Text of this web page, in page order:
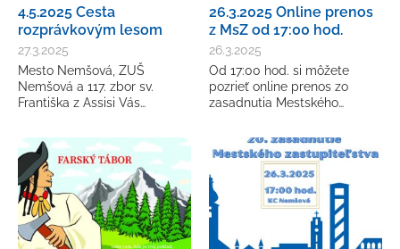
4.5.2025 Cesta
rozprávkovým lesom
27.3.2025
Mesto Nemšová, ZUŠ
Nemšová a 117. zbor sv.
Františka z Assisi Vás…
26.3.2025 Online prenos
z MsZ od 17:00 hod.
26.3.2025
Od 17:00 hod. si môžete
pozrieť online prenos zo
zasadnutia Mestského…